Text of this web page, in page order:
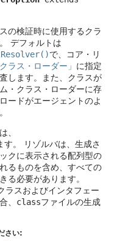
の検証時に使用するクラ
デフォルトは
で、コア・リ
ラス・ローダー」 に指定
します。また、クラスが
・クラス・ローダーに存
ードがエージェントのよ
、
。
リゾルバは、生成さ
クに表示される配列型の
るものを含め、すべての
る必要があります。
ラスおよびインタフェー
、 classファイルの生成
さい: